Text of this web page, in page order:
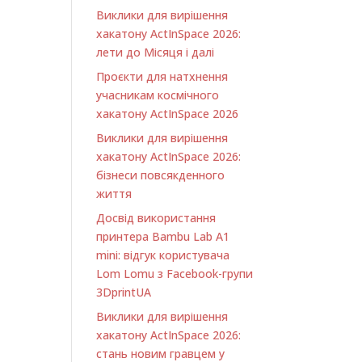
Виклики для вирішення
хакатону ActInSpace 2026:
лети до Місяця і далі
Проєкти для натхнення
учасникам космічного
хакатону ActInSpace 2026
Виклики для вирішення
хакатону ActInSpace 2026:
бізнеси повсякденного
життя
Досвід використання
принтера Bambu Lab A1
minі: відгук користувача
Lom Lomu з Facebook-групи
3DprintUA
Виклики для вирішення
хакатону ActInSpace 2026:
стань новим гравцем у